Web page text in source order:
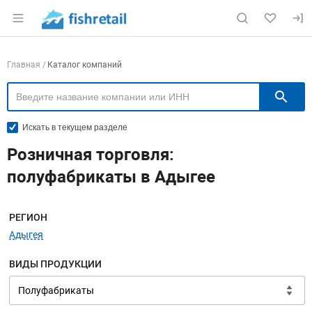
Раздел навигации по сайту fishretail.ru
Навигация по компаниям
Главная Каталог компаний
Искать в текущем разделе
Розничная торговля:
полуфабрикаты в Адыгее
Меню навигации
РЕГИОН
Адыгея
ВИДЫ ПРОДУКЦИИ